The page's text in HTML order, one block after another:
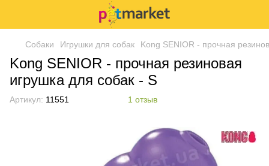
Собаки Игрушки для собак Kong SENIOR - прочная
Kong SENIOR - прочная резиновая
игрушка для собак - S
Артикул: 11551 1 отзыв